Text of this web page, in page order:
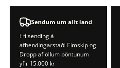
Sendum um allt land
Frí sending á
afhendingarstaði Eimskip og
Dropp af öllum pöntunum
yfir 15.000 kr